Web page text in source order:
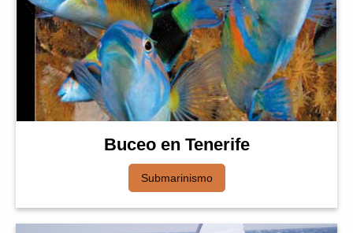
Buceo en Tenerife
Submarinismo